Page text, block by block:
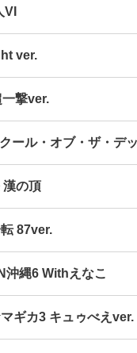
ver.
撃ver.
ール・オブ・ザ・デ
漢の頂
87ver.
沖縄6 Withえなこ
ギカ3 キュゥべえver.